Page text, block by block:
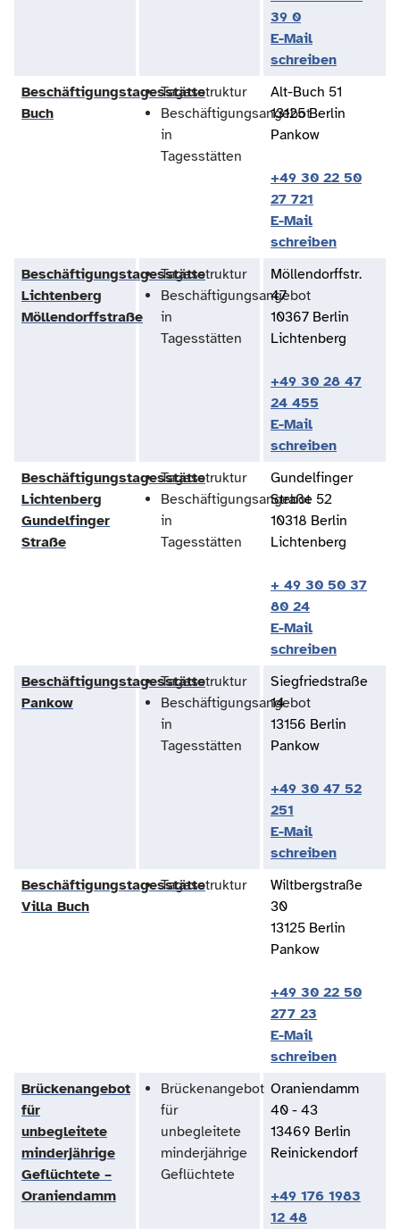
39 0
E-Mail
schreiben
Beschäftigungstagesstätte
Buch
Tagesstruktur
Beschäftigungsangebot
in
Tagesstätten
Alt-Buch 51
13125 Berlin
Pankow
+49 30 22 50
27 721
E-Mail
schreiben
Beschäftigungstagesstätte
Lichtenberg
Möllendorffstraße
Tagesstruktur
Beschäftigungsangebot
in
Tagesstätten
Möllendorffstr.
47
10367 Berlin
Lichtenberg
+49 30 28 47
24 455
E-Mail
schreiben
Beschäftigungstagesstätte
Lichtenberg
Gundelfinger
Straße
Tagesstruktur
Beschäftigungsangebot
in
Tagesstätten
Gundelfinger
Straße 52
10318 Berlin
Lichtenberg
+ 49 30 50 37
80 24
E-Mail
schreiben
Beschäftigungstagesstätte
Pankow
Tagesstruktur
Beschäftigungsangebot
in
Tagesstätten
Siegfriedstraße
14
13156 Berlin
Pankow
+49 30 47 52
251
E-Mail
schreiben
Beschäftigungstagesstätte
Villa Buch
Tagesstruktur
Wiltbergstraße
30
13125 Berlin
Pankow
+49 30 22 50
277 23
E-Mail
schreiben
Brückenangebot
für
unbegleitete
minderjährige
Geflüchtete –
Oraniendamm
Brückenangebot
für
unbegleitete
minderjährige
Geflüchtete
Oraniendamm
40 - 43
13469 Berlin
Reinickendorf
+49 176 1983
12 48